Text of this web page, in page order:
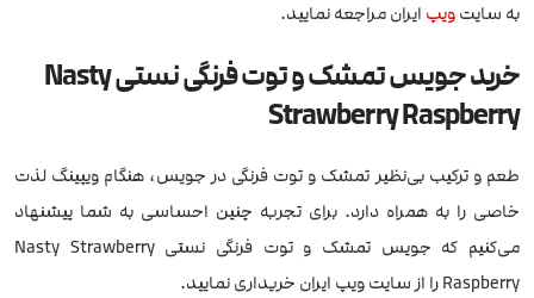
به سایتویپ ایران مراجعه نمایید.
خرید جویس تمشک و توت فرنگی نستی Nasty
Strawberry Raspberry
طعم و ترکیب بی‌نظیر تمشک و توت فرنگی در جویس، هنگام ویپینگ لذت
خاصی را به همراه دارد. برای تجربه چنین احساسی به شما پیشنهاد
می‌کنیم که جویس تمشک و توت فرنگی نستی Nasty Strawberry
Raspberry را از سایت ویپ ایران خریداری نمایید.